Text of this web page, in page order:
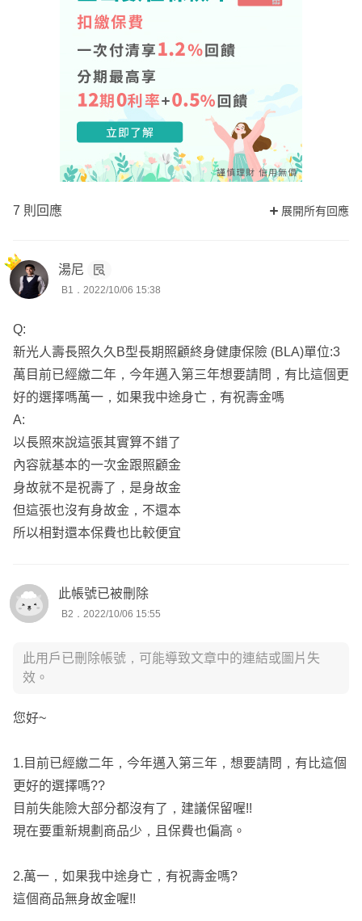
7 則回應 展開所有回應
湯尼
B1．2022/10/06 15:38
Q:
新光人壽長照久久B型長期照顧終身健康保險 (BLA)單位:3
萬目前已經繳二年，今年邁入第三年想要請問，有比這個更
好的選擇嗎萬一，如果我中途身亡，有祝壽金嗎
A:
以長照來說這張其實算不錯了
內容就基本的一次金跟照顧金
身故就不是祝壽了，是身故金
但這張也沒有身故金，不還本
所以相對還本保費也比較便宜
此帳號已被刪除
B2．2022/10/06 15:55
此用戶已刪除帳號，可能導致文章中的連結或圖片失
效。
您好~
1.目前已經繳二年，今年邁入第三年，想要請問，有比這個
更好的選擇嗎??
目前失能險大部分都沒有了，建議保留喔!!
現在要重新規劃商品少，且保費也偏高。
2.萬一，如果我中途身亡，有祝壽金嗎?
這個商品無身故金喔!!